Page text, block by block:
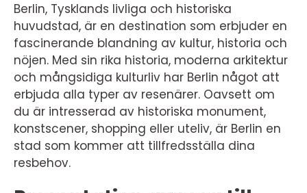
Berlin, Tysklands livliga och historiska
huvudstad, är en destination som erbjuder en
fascinerande blandning av kultur, historia och
nöjen. Med sin rika historia, moderna arkitektur
och mångsidiga kulturliv har Berlin något att
erbjuda alla typer av resenärer. Oavsett om
du är intresserad av historiska monument,
konstscener, shopping eller uteliv, är Berlin en
stad som kommer att tillfredsställa dina
resbehov.